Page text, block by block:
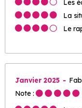
Les
La
Le
Janvier 2025
Note :